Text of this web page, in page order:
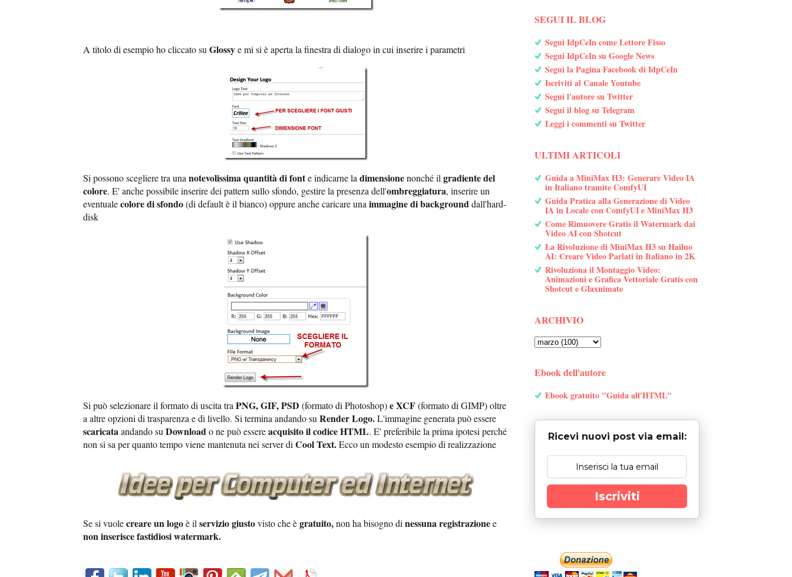
A titolo di esempio ho cliccato su Glossye mi si è aperta la finestra di dialogo in cui inserire i parametri
Si possono scegliere tra una notevolissima quantità di fonte indicarne la dimensionenonché il gradiente del
colore. E' anche possibile inserire dei pattern sullo sfondo, gestire la presenza dell'ombreggiatura, inserire un
eventualecolore di sfondo(di default è il bianco) oppure anche caricare una immagine di backgrounddall'hard-
disk
Si può selezionare il formato di uscita tra PNG, GIF, PSD (formato di Photoshop)e XCF(formato di GIMP) oltre
a altre opzioni di trasparenza e di livello. Si termina andando su Render Logo.L'immagine generata può essere
scaricataandando su Downloado ne può essereacquisito il codice HTML. E' preferibile la prima ipotesi perché
non si sa per quanto tempo viene mantenuta nei server di Cool Text.Ecco un modesto esempio di realizzazione
Se si vuolecreare un logoè il servizio giustovisto che ègratuito,non ha bisogno di nessuna registrazionee
non inserisce fastidiosi watermark.
SEGUI IL BLOG
Segui IdpCeIn come Lettore Fisso
Segui IdpCeIn su Google News
Segui la Pagina Facebook di IdpCeIn
Iscriviti al Canale Youtube
Segui l'autore su Twitter
Segui il blog su Telegram
Leggi i commenti su Twitter
ULTIMI ARTICOLI
Guida a MiniMax H3: Generare Video IA
in Italiano tramite ComfyUI
Guida Pratica alla Generazione di Video
IA in Locale con ComfyUI e MiniMax H3
Come Rimuovere Gratis il Watermark dai
Video AI con Shotcut
La Rivoluzione di MiniMax H3 su Hailuo
AI: Creare Video Parlati in Italiano in 2K
Rivoluziona il Montaggio Video:
Animazioni e Grafica Vettoriale Gratis con
Shotcut e Glaxnimate
ARCHIVIO
Ebook dell'autore
Ebook gratuito "Guida all'HTML"
Ricevi nuovi post via email:
Iscriviti